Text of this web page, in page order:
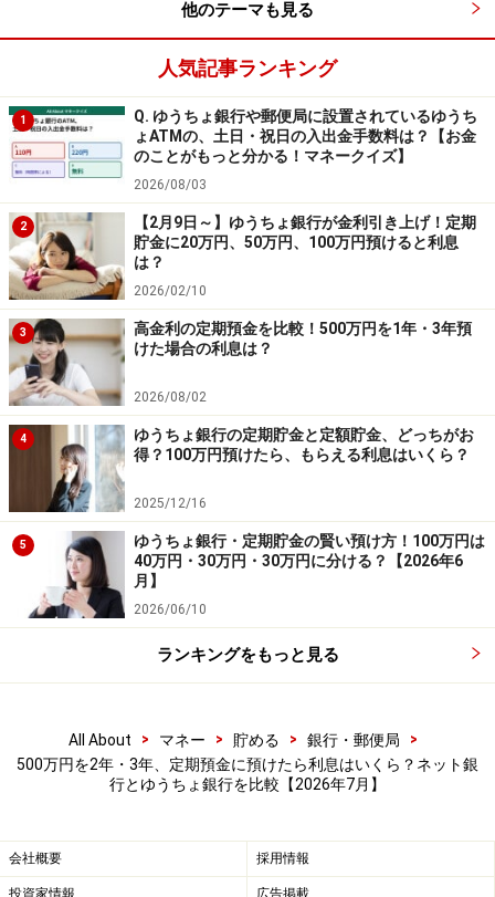
・預入金額：1円以上（上限なし）
・500万円を預けた場合の3年後の受取利息（税引き
後）：約17万9292円
夏のボーナス定期預金キャンペーン SBJ銀行
受取利息は最大約3.1倍の差
同じ500万円でも、預け先によって受け取れる利息には
大きな差があります。
例えば、2年間預けた場合は、
・ゆうちょ銀行：約3万9843円
・オリックス銀行：約12万3512円
となり、税引き後の受取利息は約3.1倍の差があります。
また、3年間で比較すると、
・ゆうちょ銀行：約7万2257円
・SBJ銀行：約17万9292円
数万円単位の利息の違いにつながることが分かります。
定期預金は、元本保証で安全性の高い金融商品ですが、
預け先によって受け取れる利息は大きく異なります。
他のテーマも見る
人気記事ランキング
1
Q. ゆうちょ銀行や郵便局に設置されているゆうち
ょATMの、土日・祝日の入出金手数料は？【お金
のことがもっと分かる！マネークイズ】
2026/08/03
2
【2月9日～】ゆうちょ銀行が金利引き上げ！定期
貯金に20万円、50万円、100万円預けると利息
は？
2026/02/10
3
高金利の定期預金を比較！500万円を1年・3年預
けた場合の利息は？
2026/08/02
4
ゆうちょ銀行の定期貯金と定額貯金、どっちがお
得？100万円預けたら、もらえる利息はいくら？
2025/12/16
5
ゆうちょ銀行・定期貯金の賢い預け方！100万円は
40万円・30万円・30万円に分ける？【2026年6
月】
2026/06/10
ランキングをもっと見る
All About > マネー > 貯める > 銀行・郵便局
>
500万円を2年・3年、定期預金に預けたら利息はいくら？ネット銀
行とゆうちょ銀行を比較【2026年7月】
会社概要 採用情報